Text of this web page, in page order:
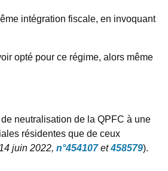
intégration fiscale, en invoquant
opté pour ce régime, alors même
neutralisation de la QPFC à une
résidentes que de ceux
juin 2022, n°454107et458579).